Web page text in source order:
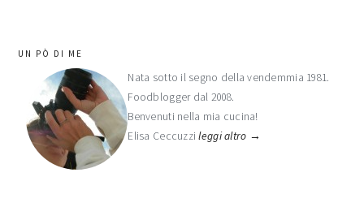
barra
laterale
primaria
UN PÒ DI ME
Nata sotto il segno della vendemmia 1981.
Foodblogger dal 2008.
Benvenuti nella mia cucina!
Elisa Ceccuzzileggi altro →